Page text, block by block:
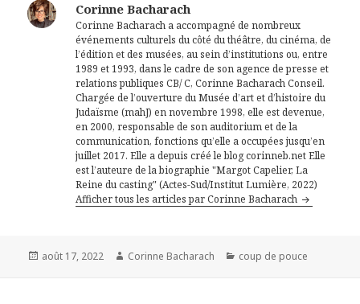
Corinne Bacharach
Corinne Bacharach a accompagné de nombreux
événements culturels du côté du théâtre, du cinéma, de
l’édition et des musées, au sein d’institutions ou, entre
1989 et 1993, dans le cadre de son agence de presse et
relations publiques CB/ C, Corinne Bacharach Conseil.
Chargée de l’ouverture du Musée d’art et d’histoire du
Judaïsme (mahJ) en novembre 1998, elle est devenue,
en 2000, responsable de son auditorium et de la
communication, fonctions qu’elle a occupées jusqu’en
juillet 2017. Elle a depuis créé le blog corinneb.net Elle
est l’auteure de la biographie "Margot Capelier, La
Reine du casting" (Actes-Sud/Institut Lumière, 2022)
Afficher tous les articles par Corinne Bacharach
Publié
août 17, 2022 Auteur
Corinne Bacharach Catégories
coup de pouce